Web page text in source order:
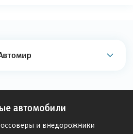
автомобили
и внедорожники